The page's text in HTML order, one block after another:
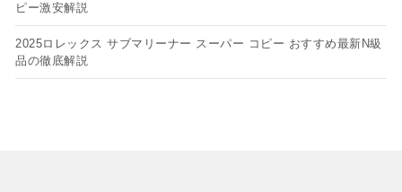
ピー​激安解説
2025ロレックス サブマリーナー スーパー コピー おすすめ最新N級
品の徹底解説